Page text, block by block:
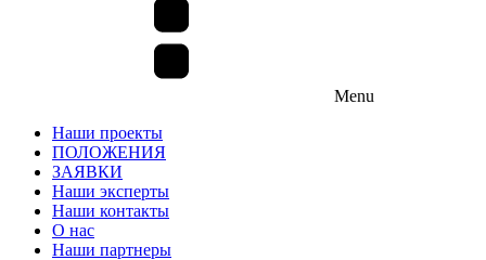
Menu
Наши проекты
ПОЛОЖЕНИЯ
ЗАЯВКИ
Наши эксперты
Наши контакты
О нас
Наши партнеры